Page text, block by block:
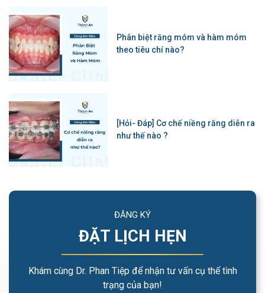
Phân biệt răng móm và hàm móm
theo tiêu chí nào?
[Hỏi- Đáp] Cơ chế niềng răng diễn ra
như thế nào ?
ĐĂNG KÝ
ĐẶT LỊCH HẸN
Khám cùng Dr. Phan Tiệp để nhận tư vấn cụ thể tình
trạng của bạn!